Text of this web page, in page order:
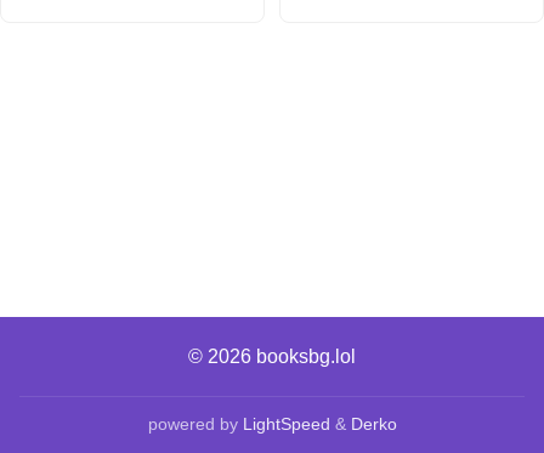
© 2026 booksbg.lol
powered by LightSpeed & Derko